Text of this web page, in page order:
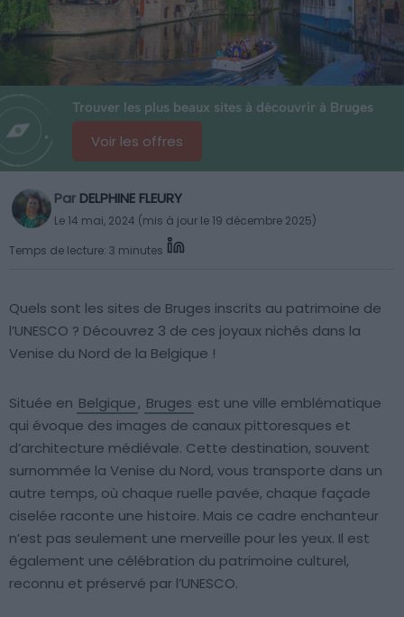
Trouver les plus beaux sites à découvrir à Bruges
Voir les offres
Par DELPHINE FLEURY
Le 14 mai, 2024 (mis à jour le 19 décembre 2025)
Temps de lecture: 3 minutes
Quels sont les sites de Bruges inscrits au patrimoine de
l’UNESCO ? Découvrez 3 de ces joyaux nichés dans la
Venise du Nord de la Belgique !
Située en Belgique, Bruges est une ville emblématique
qui évoque des images de canaux pittoresques et
d’architecture médiévale. Cette destination, souvent
surnommée la Venise du Nord, vous transporte dans un
autre temps, où chaque ruelle pavée, chaque façade
ciselée raconte une histoire. Mais ce cadre enchanteur
n’est pas seulement une merveille pour les yeux. Il est
également une célébration du patrimoine culturel,
reconnu et préservé par l’UNESCO.